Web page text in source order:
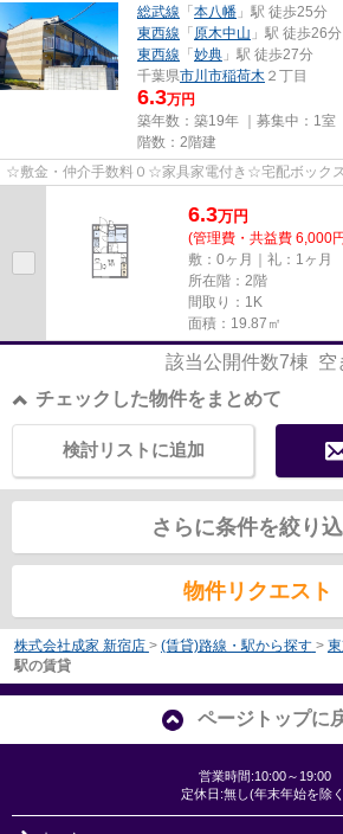
総武線 「 本八幡 」駅 徒歩25分
東西線 「 原木中山 」駅 徒歩26分
東西線 「 妙典 」駅 徒歩27分
千葉県市川市稲荷木 ２丁目
6.3万円
築年数：築19年 ｜募集中： 1室
階数：2階建
☆敷金・仲介手数料０☆家具家電付き☆宅配ボック
6.3万円
(管理費・共益費 6,000
敷：0ヶ月｜礼：1ヶ月
所在階：2階
間取り：1K
面積：19.87㎡
該当公開件数7棟 空
チェックした物件をまとめて
検討リストに追加
さらに条件を絞り
物件リクエスト
株式会社成家 新宿店 > (賃貸)路線・駅から探す >
駅の賃貸
ページトップに
営業時間:10:00～19:00
定休日:無し(年末年始を除